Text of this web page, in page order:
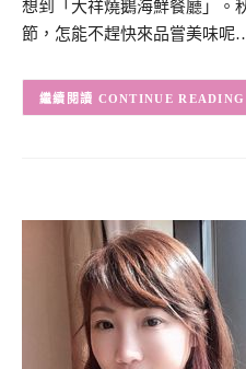
想到「大祥燒鵝海鮮餐廳」。
節，怎能不趕快來品嘗美味呢
CONTINUE READING